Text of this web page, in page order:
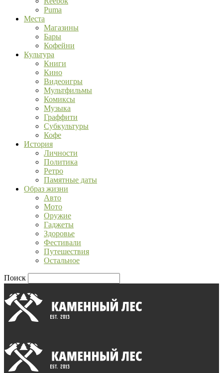
Puma
Места
Магазины
Бары
Кофейни
Культура
Книги
Кино
Видеоигры
Мультфильмы
Комиксы
Музыка
Граффити
Субкультуры
Кофе
История
Личности
Политика
Ретро
Памятные даты
Образ жизни
Авто
Мото
Оружие
Гаджеты
Здоровье
Фестивали
Путешествия
Остальное
Поиск